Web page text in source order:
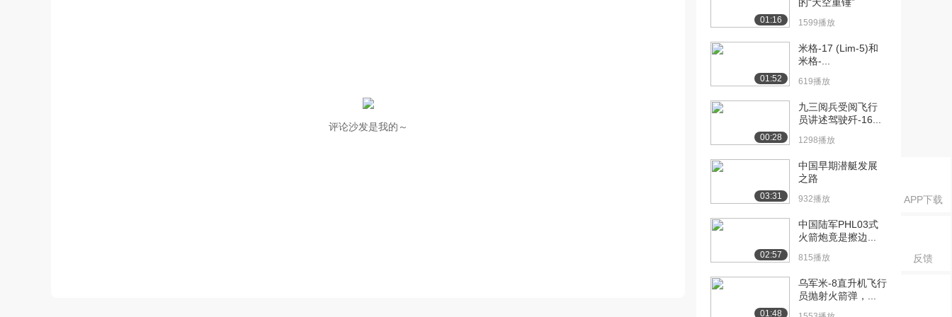
APP下载
反馈
评论沙发是我的～
01:16 1599播放
01:52
米格-17 (Lim-5)和
米格-...
619播放
00:28
九三阅兵受阅飞行
员讲述驾驶歼-16...
1298播放
03:31
中国早期潜艇发展
之路
932播放
02:57
中国陆军PHL03式
火箭炮竟是擦边...
815播放
01:48
乌军米-8直升机飞行
员抛射火箭弹，...